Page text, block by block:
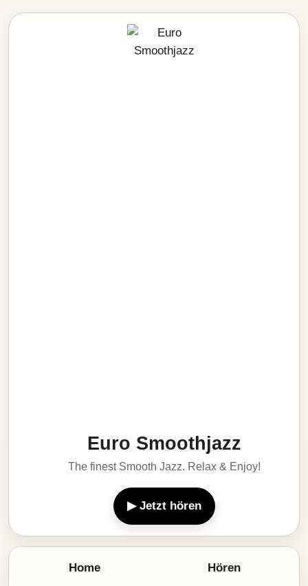
Euro Smoothjazz
The finest Smooth Jazz. Relax & Enjoy!
▶ Jetzt hören
Home Hören